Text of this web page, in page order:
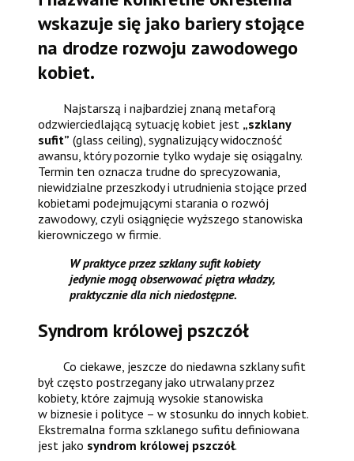
wskazuje się jako bariery stojące
na drodze rozwoju zawodowego
kobiet.
Najstarszą i najbardziej znaną metaforą
odzwierciedlającą sytuację kobiet jest „szklany
sufit” (glass ceiling), sygnalizujący widoczność
awansu, który pozornie tylko wydaje się osiągalny.
Termin ten oznacza trudne do sprecyzowania,
niewidzialne przeszkody i utrudnienia stojące przed
kobietami podejmującymi starania o rozwój
zawodowy, czyli osiągnięcie wyższego stanowiska
kierowniczego w firmie.
W praktyce przez szklany sufit kobiety
jedynie mogą obserwować piętra władzy,
praktycznie dla nich niedostępne.
Syndrom królowej pszczół
Co ciekawe, jeszcze do niedawna szklany sufit
był często postrzegany jako utrwalany przez
kobiety, które zajmują wysokie stanowiska
w biznesie i polityce – w stosunku do innych kobiet.
Ekstremalna forma szklanego sufitu definiowana
jest jako syndrom królowej pszczół.